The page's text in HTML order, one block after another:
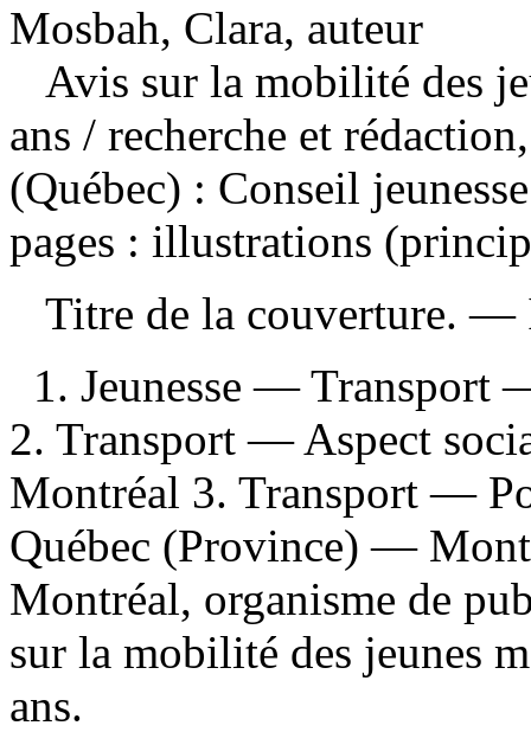
Mosbah, Clara, auteur
Avis sur la mobilité des
ans / recherche et
(Québec) : Conseil
pages : illustrations
Titre de la couverture. —
1. Jeunesse —
2. Transport — Aspect
Montréal 3. Transport —
Québec (Province) —
Montréal, organisme de
sur la mobilité des jeunes
ans.